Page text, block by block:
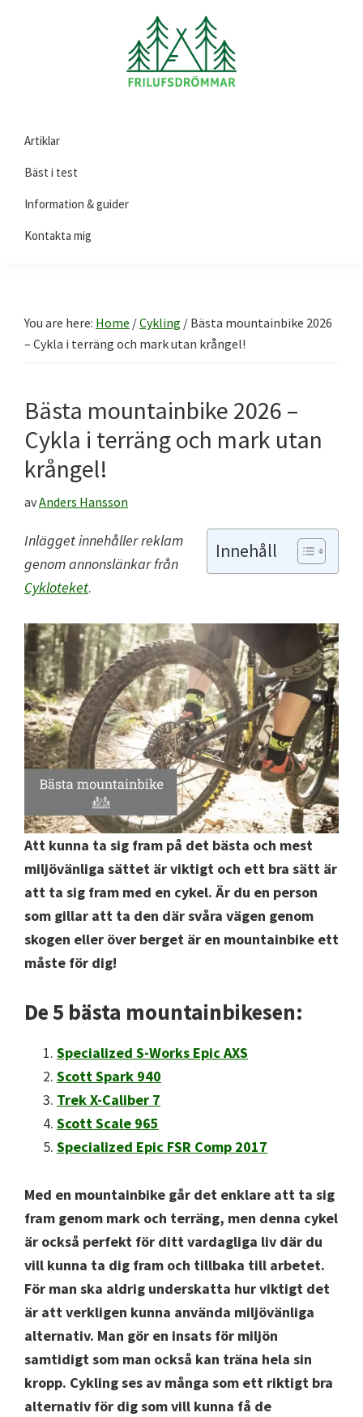
hittar
du
och
tips
ditt
friluftsliv!
Artiklar
Bäst i test
Information & guider
Kontakta mig
You are here: Home /Cykling / Bästa mountainbike 2026
– Cykla i terräng och mark utan krångel!
Bästa mountainbike 2026 –
Cykla i terräng och mark utan
krångel!
avAnders Hansson
Innehåll
Inlägget innehåller reklam
genom annonslänkar från
Cykloteket.
Att kunna ta sig fram på det bästa och mest
miljövänliga sättet är viktigt och ett bra sätt är
att ta sig fram med en cykel. Är du en person
som gillar att ta den där svåra vägen genom
skogen eller över berget är en mountainbike ett
måste för dig!
De 5 bästa mountainbikesen:
Specialized S-Works Epic AXS
Scott Spark 940
Trek X-Caliber 7
Scott Scale 965
Specialized Epic FSR Comp 2017
Med en mountainbike går det enklare att ta sig
fram genom mark och terräng, men denna cykel
är också perfekt för ditt vardagliga liv där du
vill kunna ta dig fram och tillbaka till arbetet.
För man ska aldrig underskatta hur viktigt det
är att verkligen kunna använda miljövänliga
alternativ. Man gör en insats för miljön
samtidigt som man också kan träna hela sin
kropp. Cykling ses av många som ett riktigt bra
alternativ för dig som vill kunna få de